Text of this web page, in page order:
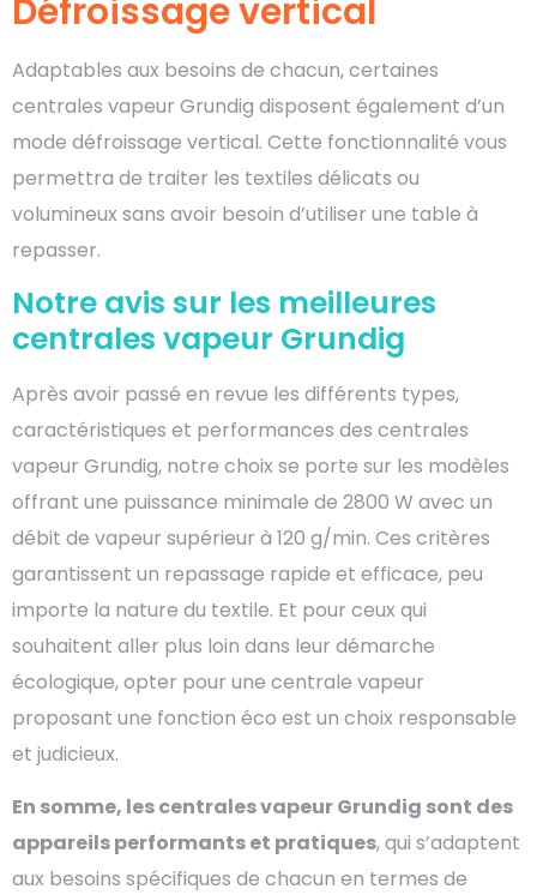
Défroissage vertical
Adaptables aux besoins de chacun, certaines
centrales vapeur Grundig disposent également d’un
mode défroissage vertical. Cette fonctionnalité vous
permettra de traiter les textiles délicats ou
volumineux sans avoir besoin d’utiliser une table à
repasser.
Notre avis sur les meilleures
centrales vapeur Grundig
Après avoir passé en revue les différents types,
caractéristiques et performances des centrales
vapeur Grundig, notre choix se porte sur les modèles
offrant une puissance minimale de 2800 W avec un
débit de vapeur supérieur à 120 g/min. Ces critères
garantissent un repassage rapide et efficace, peu
importe la nature du textile. Et pour ceux qui
souhaitent aller plus loin dans leur démarche
écologique, opter pour une centrale vapeur
proposant une fonction éco est un choix responsable
et judicieux.
En somme, les centrales vapeur Grundig sont des
appareils performants et pratiques, qui s’adaptent
aux besoins spécifiques de chacun en termes de